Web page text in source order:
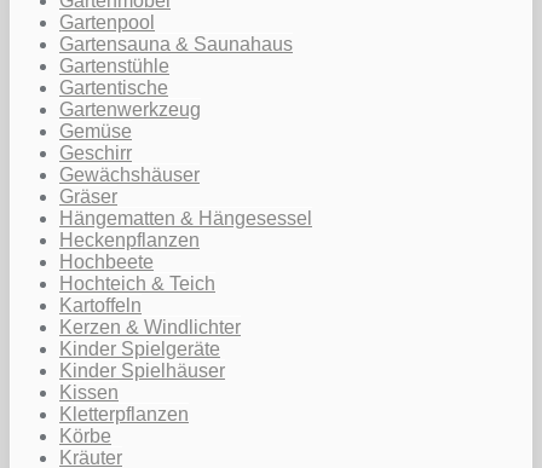
Gartenpool
Gartensauna & Saunahaus
Gartenstühle
Gartentische
Gartenwerkzeug
Gemüse
Geschirr
Gewächshäuser
Gräser
Hängematten & Hängesessel
Heckenpflanzen
Hochbeete
Hochteich & Teich
Kartoffeln
Kerzen & Windlichter
Kinder Spielgeräte
Kinder Spielhäuser
Kissen
Kletterpflanzen
Körbe
Kräuter